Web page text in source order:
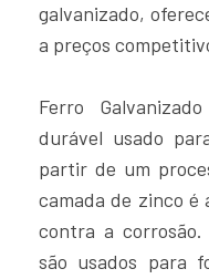
galvanizado,
a preços
Ferro
durável usado
partir de um
camada de zinco
contra a
são usados para